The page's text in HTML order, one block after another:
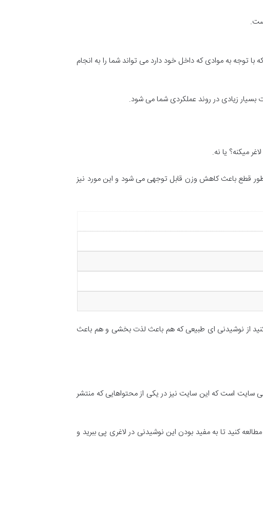
توجه به موادی که داخل خود دارد می تواند شما را به انجام
بسیار زیادی در روند عملکردی شما می شود.
میکنه؟ یا نه.
طور قطع باعث کاهش وزن قابل توجهی می شود و این مورد نیز
کنید از نوشیدنی ای طبیعی که هم باعث لذت بخشی و هم باعث
نی سایت است که این سایت نیز در یکی از محتواهایی که منتشر
کنید تا به مفید بودن این نوشیدنی در لاغری پی ببرید و